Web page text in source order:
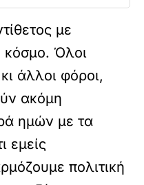
με
κόσμο. Όλοι
άλλοι φόροι,
ακόμη
ημών με τα
εμείς
πολιτική